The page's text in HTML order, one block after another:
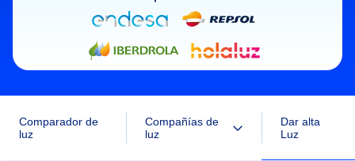
Comparador de
luz
Compañías de
luz
Dar alta
Luz